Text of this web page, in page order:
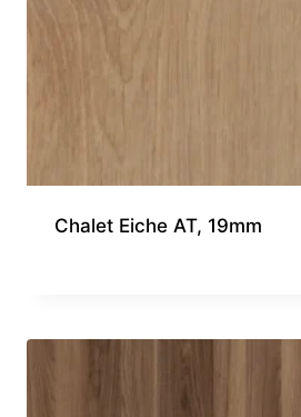
Chalet Eiche AT, 19mm